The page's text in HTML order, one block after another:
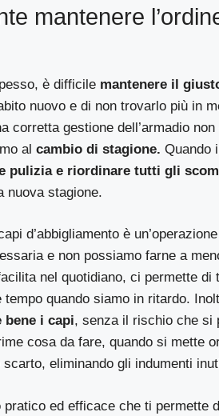
mantenere
è difficile mantenere il
nuovo e di non trovarlo più in
corretta gestione dell’armadio
alcambio di stagione. Quando
pulizia e riordinare tutti gli
nuova stagione.
d’abbigliamento è
e non possiamo farne a
nel quotidiano, ci permette di
quando siamo in ritardo.
bene i capi, senza il rischio che si
cosa da fare, quando si mette
eliminando gli indumenti
pratico ed efficace che ti permette